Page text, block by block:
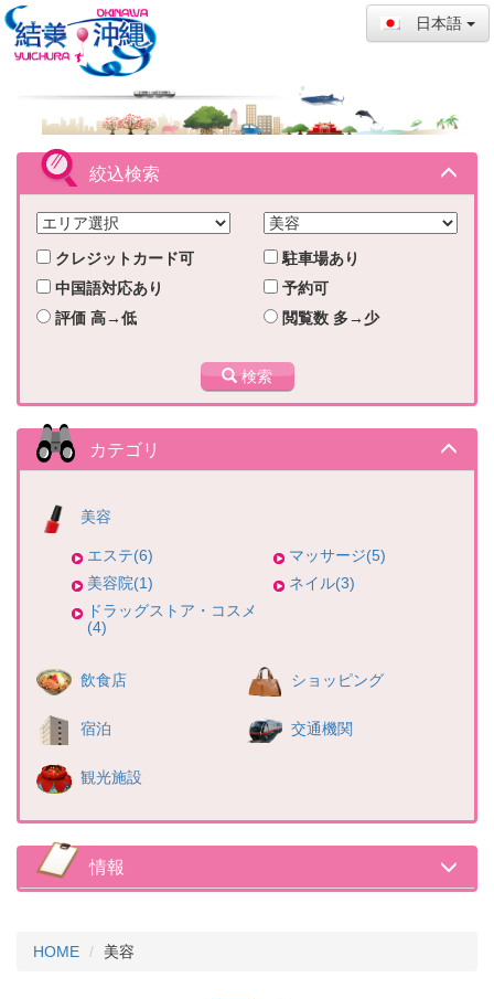
日本語
絞込検索
クレジットカード可
駐車場あり
中国語対応あり
予約可
評価 高→低
閲覧数 多→少
検索
カテゴリ
美容
エステ(6)
マッサージ(5)
美容院(1)
ネイル(3)
ドラッグストア・コスメ
(4)
飲食店 ショッピング
宿泊 交通機関
観光施設
情報
HOME 美容